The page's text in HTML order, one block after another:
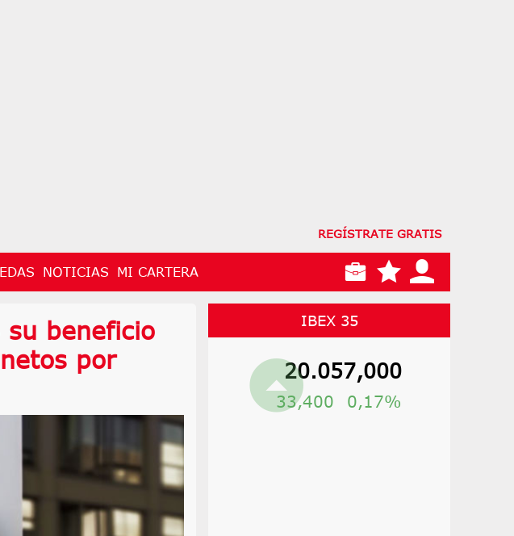
REGÍSTRATE GRATIS
NOTICIAS MI CARTERA
su beneficio
por
IBEX 35
20.057,000
33,400 0,17%